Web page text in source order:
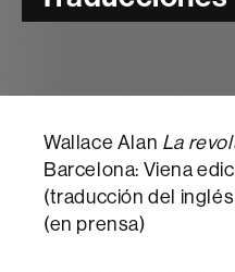
Wallace Alan La
Barcelona: Viena
(traducción del
(en prensa)